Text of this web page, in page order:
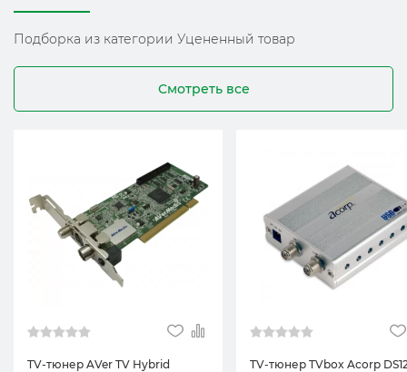
Подборка из категории Уцененный товар
Смотреть все
TV-тюнер AVer TV Hybrid
TV-тюнер TVbox Acorp